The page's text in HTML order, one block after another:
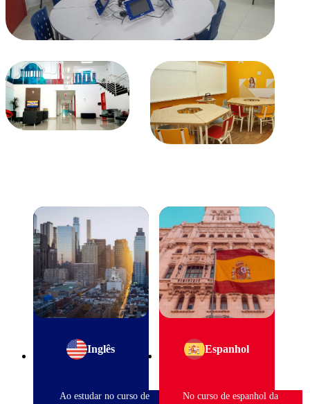
Inglês
Ao estudar no curso de
Espanhol
No curso de espanhol da